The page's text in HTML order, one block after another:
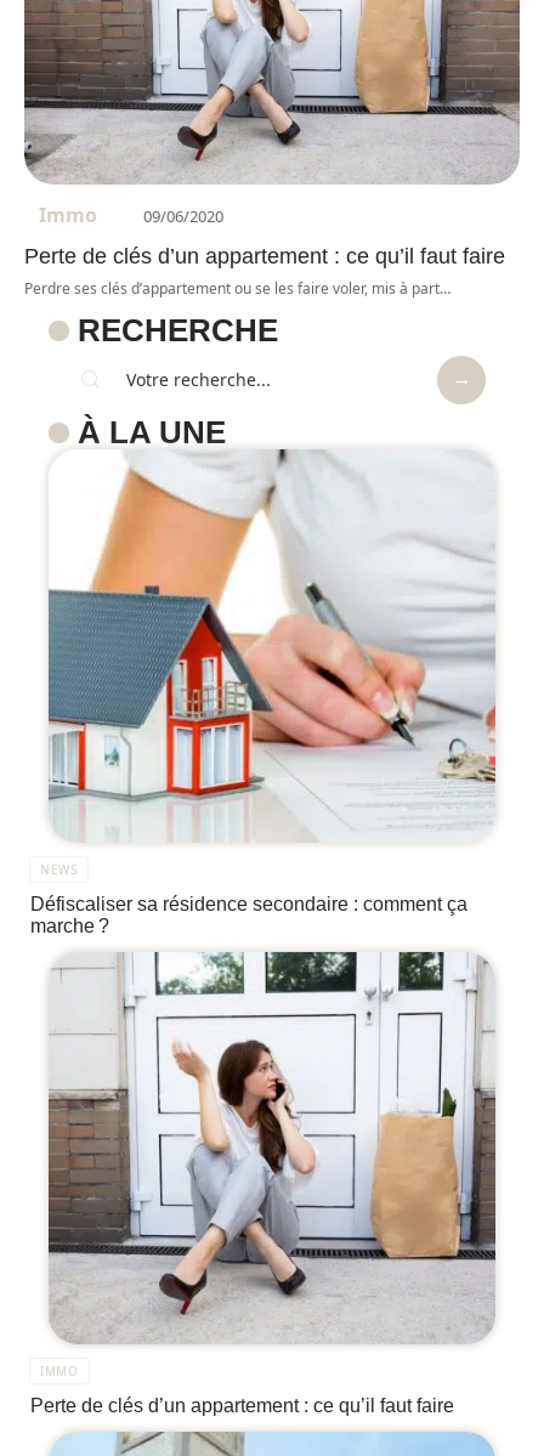
Immo 09/06/2020
Perte de clés d’un appartement : ce qu’il faut faire
Perdre ses clés d’appartement ou se les faire voler, mis à part…
RECHERCHE
À LA UNE
NEWS
Défiscaliser sa résidence secondaire : comment ça
marche ?
IMMO
Perte de clés d’un appartement : ce qu’il faut faire